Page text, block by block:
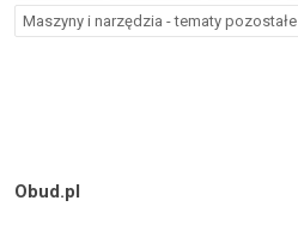
Maszyny i narzędzia - tematy pozostałe
Obud.pl